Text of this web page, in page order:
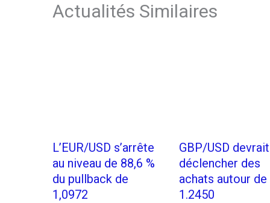
Actualités Similaires
L’EUR/USD s’arrête
au niveau de 88,6 %
du pullback de
1,0972
GBP/USD devrait
déclencher des
achats autour de
1.2450